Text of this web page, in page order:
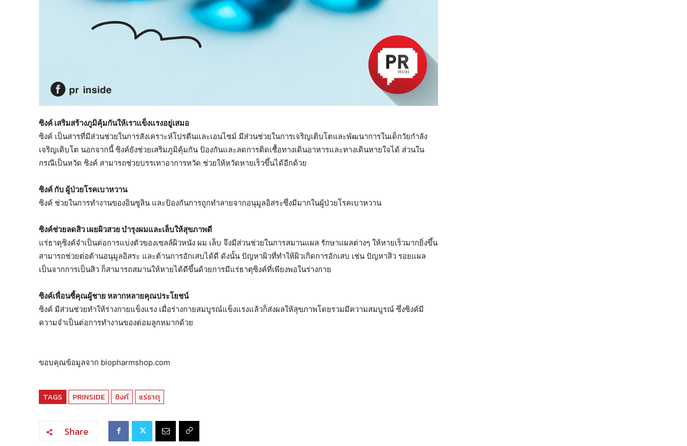
ซิงค์ เสริมสร้างภูมิคุ้มกันให้เราแข็งแรงอยู่เสมอ
ซิงค์ เป็นสารที่มีส่วนช่วยในการสังเคราะห์โปรตีนและเอนไซม์ มีส่วนช่วยในการเจริญเติบโตและพัฒนาการในเด็กวัยกำลัง
เจริญเติบโต นอกจากนี้ ซิงค์ยังช่วยเสริมภูมิคุ้มกัน ป้องกันและลดการติดเชื้อทางเดินอาหารและทางเดินหายใจได้ ส่วนใน
กรณีเป็นหวัด ซิงค์ สามารถช่วยบรรเทาอาการหวัด ช่วยให้หวัดหายเร็วขึ้นได้อีกด้วย
ซิงค์ กับ ผู้ป่วยโรคเบาหวาน
ซิงค์ ช่วยในการทำงานของอินซูลิน และป้องกันการถูกทำลายจากอนุมูลอิสระซึ่งมีมากในผู้ป่วยโรคเบาหวาน
ซิงค์ช่วยลดสิว เผยผิวสวย บำรุงผมและเล็บให้สุขภาพดี
แร่ธาตุซิงค์จำเป็นต่อการแบ่งตัวของเซลล์ผิวหนัง ผม เล็บ จึงมีส่วนช่วยในการสมานแผล รักษาแผลต่างๆ ให้หายเร็วมากยิ่งขึ้น
สามารถช่วยต่อต้านอนุมูลอิสระ และต้านการอักเสบได้ดี ดังนั้น ปัญหาผิวที่ทำให้ผิวเกิดการอักเสบ เช่น ปัญหาสิว รอยแผล
เป็นจากการเป็นสิว ก็สามารถสมานให้หายได้ดีขึ้นด้วยการมีแร่ธาตุซิงค์ที่เพียงพอในร่างกาย
ซิงค์เพื่อนซี้คุณผู้ชาย หลากหลายคุณประโยชน์
ซิงค์ มีส่วนช่วยทำให้ร่างกายแข็งแรง เมื่อร่างกายสมบูรณ์แข็งแรงแล้วก็ส่งผลให้สุขภาพโดยรวมมีความสมบูรณ์ ซึ่งซิงค์มี
ความจำเป็นต่อการทำงานของต่อมลูกหมากด้วย
ขอบคุณข้อมูลจาก biopharmshop.com
TAGS PRINSIDE ซิงค์ แร่ธาตุ
Share